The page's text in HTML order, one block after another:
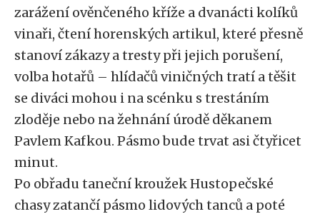
zarážení ověnčeného kříže a dvanácti kolíků
vinaři, čtení horenských artikul, které přesně
stanoví zákazy a tresty při jejich porušení,
volba hotařů – hlídačů viničných tratí a těšit
se diváci mohou i na scénku s trestáním
zloděje nebo na žehnání úrodě děkanem
Pavlem Kafkou. Pásmo bude trvat asi čtyřicet
minut.
Po obřadu taneční kroužek Hustopečské
chasy zatančí pásmo lidových tanců a poté